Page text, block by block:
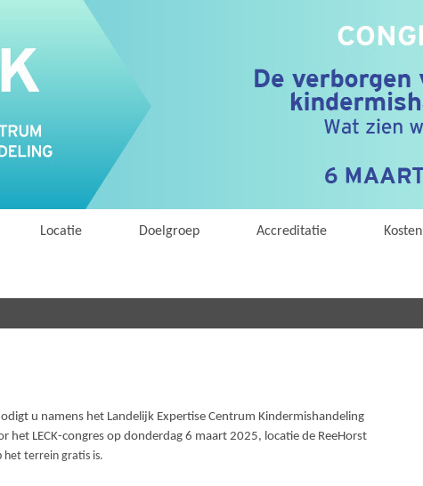
Locatie Doelgroep Accreditatie Kosten
u namens het Landelijk Expertise Centrum Kindermishandeling
het LECK-congres op donderdag 6 maart 2025, locatie de ReeHorst
het terrein gratis is.